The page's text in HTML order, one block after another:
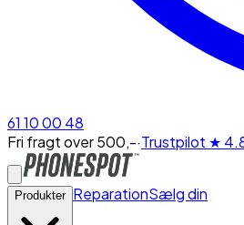
61 10 00 48
Fri fragt over 500,-·Trustpilot ★
Produkter ReparationSælg din